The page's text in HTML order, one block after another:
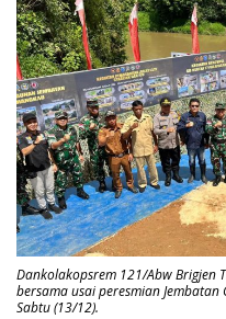
Dankolakopsrem 121/Abw Brigjen
bersama usai peresmian
Sabtu (13/12).